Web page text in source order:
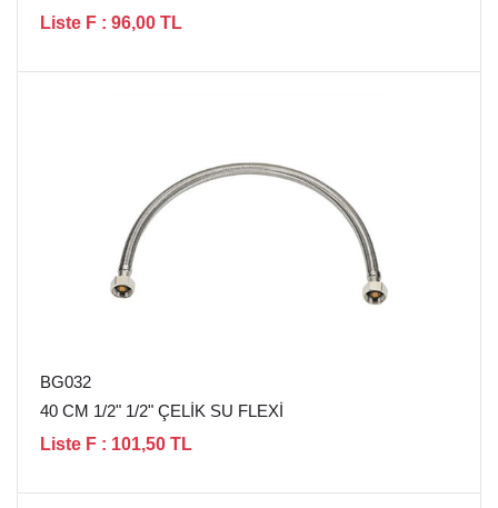
Liste F : 96,00 TL
BG032
40 CM 1/2" 1/2" ÇELİK SU FLEXİ
Liste F : 101,50 TL